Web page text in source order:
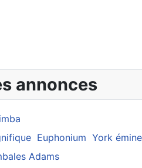
annonces
Euphonium York
Adams